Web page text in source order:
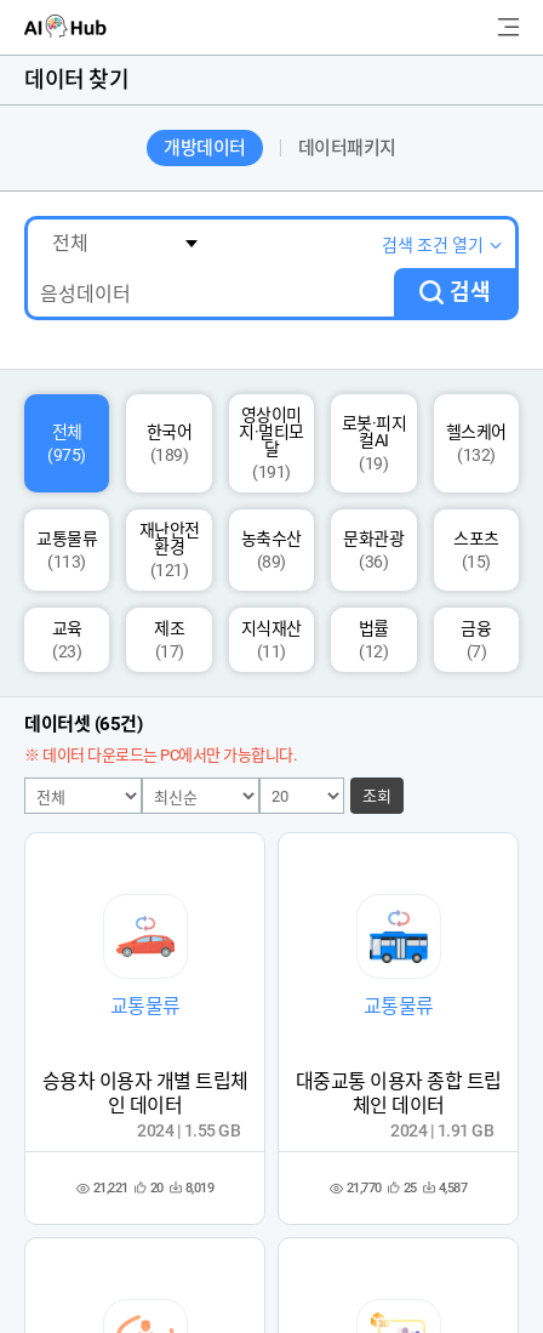
AI-Hub
AI 데이터찾기
AI 허브소개
AI 개발지원
고객지원
색
데이터 찾기
개방데이터 데이터패키지
검색 조건 열기
검색
전체
(975)
한국어
(189)
영상이미
지·멀티모
달
(191)
로봇·피지
컬AI
(19)
헬스케어
(132)
교통물류
(113)
재난안전
환경
(121)
농축수산
(89)
문화관광
(36)
스포츠
(15)
교육
(23)
제조
(17)
지식재산
(11)
법률
(12)
금융
(7)
데이터셋 (65건)
※ 데이터 다운로드는 PC에서만 가능합니다.
조회
교통물류
승용차 이용자 개별 트립체
인 데이터
조 21,221 관
록
20 다 8,019
2024 | 1.55 GB
교통물류
대중교통 이용자 종합 트립
체인 데이터
조 21,770 관
록
25 다 4,587
2024 | 1.91 GB